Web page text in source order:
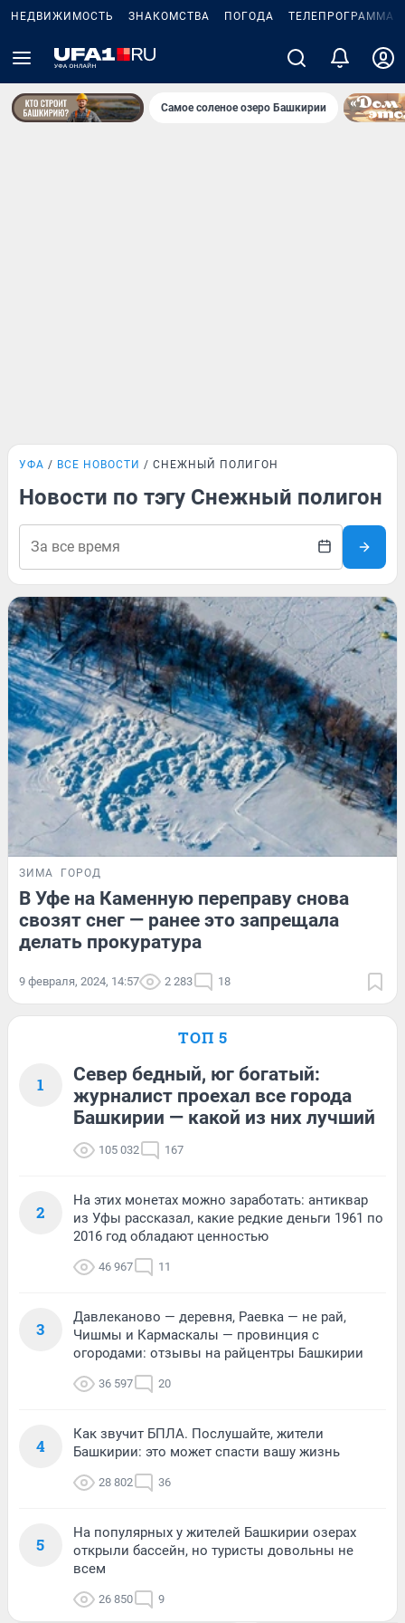
НЕДВИЖИМОСТЬ ЗНАКОМСТВА ПОГОДА ТЕЛЕПРОГРАММА
Самое соленое озеро Башкирии
УФА ВСЕ НОВОСТИ СНЕЖНЫЙ ПОЛИГОН
Новости по тэгу Снежный полигон
ЗИМА ГОРОД
В Уфе на Каменную переправу снова
свозят снег — ранее это запрещала
делать прокуратура
9 февраля, 2024, 14:57 2 283 18
ТОП 5
1
Север бедный, юг богатый:
журналист проехал все города
Башкирии — какой из них лучший
105 032 167
2
На этих монетах можно заработать: антиквар
из Уфы рассказал, какие редкие деньги 1961 по
2016 год обладают ценностью
46 967 11
3
Давлеканово — деревня, Раевка — не рай,
Чишмы и Кармаскалы — провинция с
огородами: отзывы на райцентры Башкирии
36 597 20
4
Как звучит БПЛА. Послушайте, жители
Башкирии: это может спасти вашу жизнь
28 802 36
5
На популярных у жителей Башкирии озерах
открыли бассейн, но туристы довольны не
всем
26 850 9